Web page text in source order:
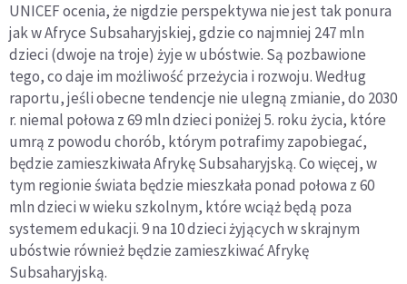
UNICEF ocenia, że nigdzie perspektywa nie jest tak ponura
jak w Afryce Subsaharyjskiej, gdzie co najmniej 247 mln
dzieci (dwoje na troje) żyje w ubóstwie. Są pozbawione
tego, co daje im możliwość przeżycia i rozwoju. Według
raportu, jeśli obecne tendencje nie ulegną zmianie, do 2030
r. niemal połowa z 69 mln dzieci poniżej 5. roku życia, które
umrą z powodu chorób, którym potrafimy zapobiegać,
będzie zamieszkiwała Afrykę Subsaharyjską. Co więcej, w
tym regionie świata będzie mieszkała ponad połowa z 60
mln dzieci w wieku szkolnym, które wciąż będą poza
systemem edukacji. 9 na 10 dzieci żyjących w skrajnym
ubóstwie również będzie zamieszkiwać Afrykę
Subsaharyjską.